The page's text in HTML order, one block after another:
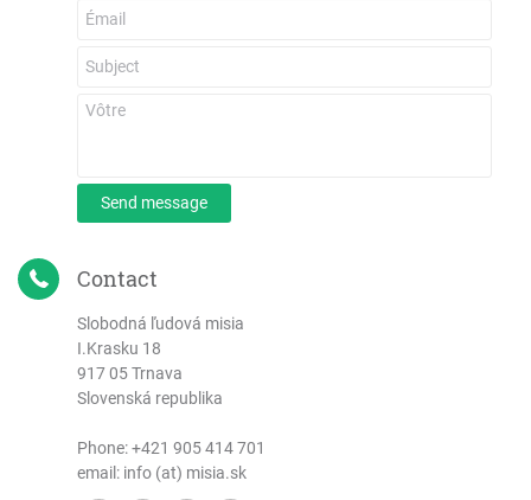
Send message
Contact
Slobodná ľudová misia
I.Krasku 18
917 05 Trnava
Slovenská republika
Phone:+421 905 414 701
email: info (at) misia.sk